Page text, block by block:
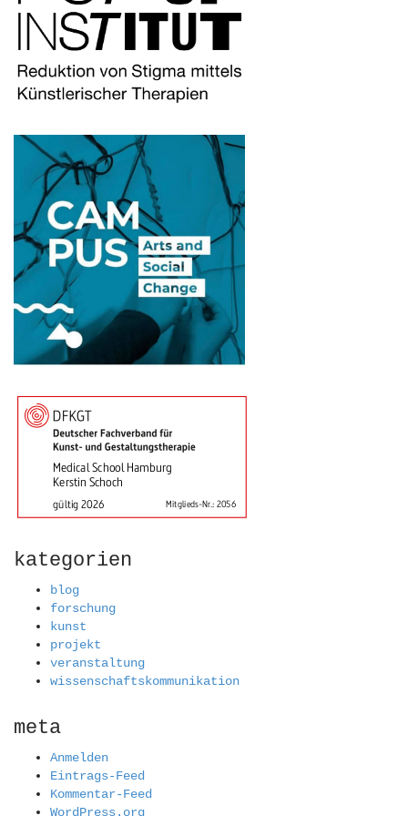
kategorien
blog
forschung
kunst
projekt
veranstaltung
wissenschaftskommunikation
meta
Anmelden
Eintrags-Feed
Kommentar-Feed
WordPress.org